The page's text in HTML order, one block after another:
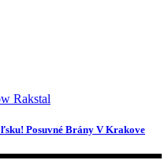
Posuvné Brány V Krakove